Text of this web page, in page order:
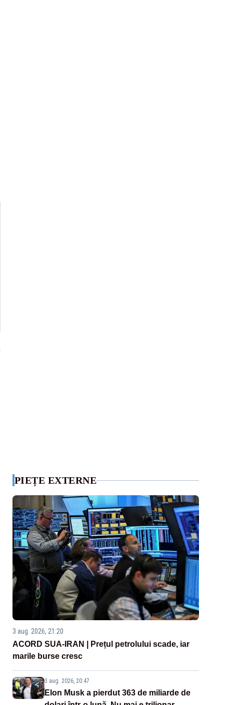
PIEȚE EXTERNE
3 aug. 2026, 21:20
ACORD SUA-IRAN | Prețul petrolului scade, iar
marile burse cresc
3 aug. 2026, 20:47
Elon Musk a pierdut 363 de miliarde de